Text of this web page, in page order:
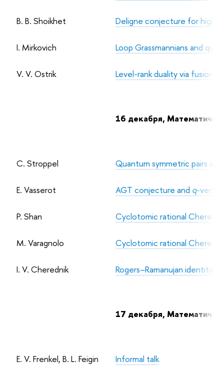
B. B. Shoikhet Deligne conjecture for
I. Mirkovich Loop Grassmannians and
V. V. Ostrik Level-rank duality via fusion
16 декабря,
C. Stroppel Quantum symmetric pairs
E. Vasserot AGT conjecture and q-
P. Shan Cyclotomic rational
M. Varagnolo Cyclotomic rational
I. V. Cherednik Rogers–Ramanujan identities
17 декабря,
E. V. Frenkel, B. L. Feigin Informal talk